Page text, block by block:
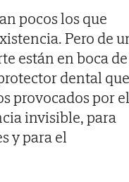
pocos los que
Pero de
están en boca de
dental que
provocados por el
invisible, para
y para el